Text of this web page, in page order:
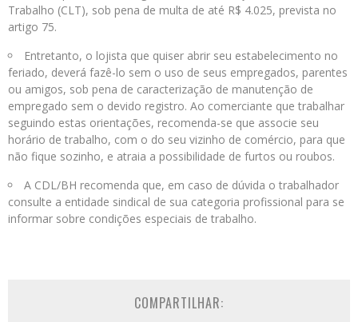
Trabalho (CLT), sob pena de multa de até R$ 4.025, prevista no
artigo 75.
Entretanto, o lojista que quiser abrir seu estabelecimento no
feriado, deverá fazê-lo sem o uso de seus empregados, parentes
ou amigos, sob pena de caracterização de manutenção de
empregado sem o devido registro. Ao comerciante que trabalhar
seguindo estas orientações, recomenda-se que associe seu
horário de trabalho, com o do seu vizinho de comércio, para que
não fique sozinho, e atraia a possibilidade de furtos ou roubos.
A CDL/BH recomenda que, em caso de dúvida o trabalhador
consulte a entidade sindical de sua categoria profissional para se
informar sobre condições especiais de trabalho.
COMPARTILHAR: